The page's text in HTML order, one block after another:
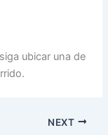
ubicar una de
NEXT